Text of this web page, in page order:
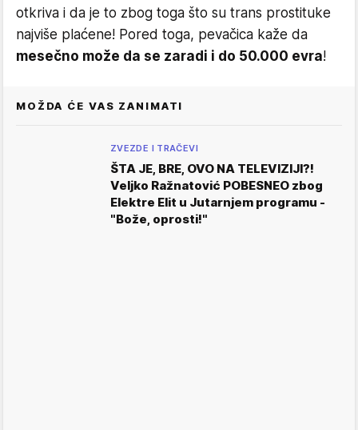
otkriva i da je to zbog toga što su trans prostituke
najviše plaćene! Pored toga, pevačica kaže da
mesečno može da se zaradi i do 50.000 evra!
MOŽDA ĆE VAS ZANIMATI
ZVEZDE I TRAČEVI
ŠTA JE, BRE, OVO NA TELEVIZIJI?!
Veljko Ražnatović POBESNEO zbog
Elektre Elit u Jutarnjem programu -
"Bože, oprosti!"